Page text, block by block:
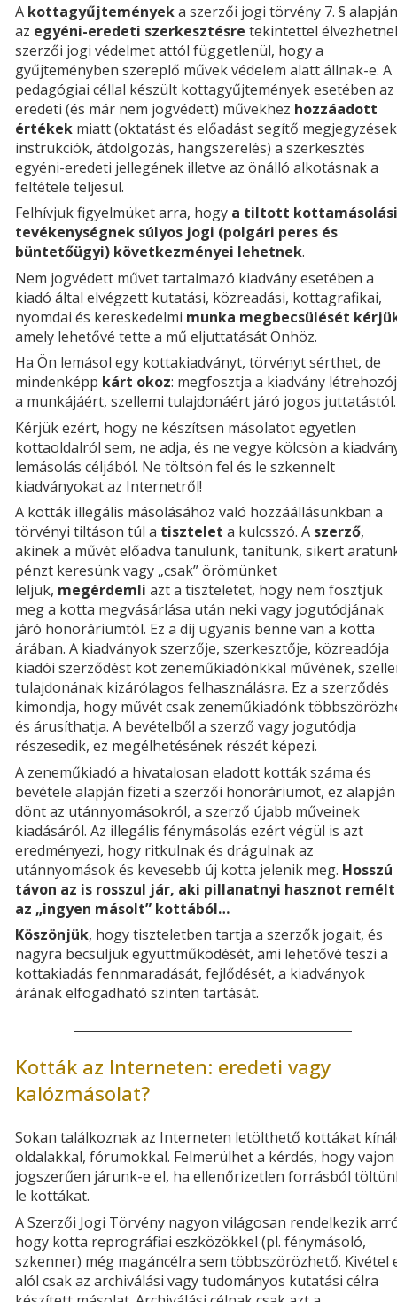
A kottagyűjteményeka szerzői jogi törvény 7. § alapján
az egyéni-eredeti szerkesztésre tekintettel
szerzői jogi védelmet attól függetlenül, hogy a
gyűjteményben szereplő művek védelem alatt állnak-e. A
pedagógiai céllal készült kottagyűjtemények esetében az
eredeti (és már nem jogvédett) művekhez hozzáadott
értékek miatt (oktatást és előadást segítő
instrukciók, átdolgozás, hangszerelés) a szerkesztés
egyéni-eredeti jellegének illetve az önálló alkotásnak a
feltétele teljesül.
Felhívjuk figyelmüket arra, hogy a tiltott kottamásolási
tevékenységnek súlyos jogi (polgári peres és
büntetőügyi) következményei lehetnek.
Nem jogvédett művet tartalmazó kiadvány esetében a
kiadó által elvégzett kutatási, közreadási, kottagrafikai,
nyomdai és kereskedelmi munka megbecsülését
amely lehetővé tette a mű eljuttatását Önhöz.
Ha Ön lemásol egy kottakiadványt, törvényt sérthet, de
mindenképp kárt okoz: megfosztja a kiadvány
a munkájáért, szellemi tulajdonáért járó jogos juttatástól.
Kérjük ezért, hogy ne készítsen másolatot egyetlen
kottaoldalról sem, ne adja, és ne vegye kölcsön a
lemásolás céljából. Ne töltsön fel és le szkennelt
kiadványokat az Internetről!
A kották illegális másolásához való hozzáállásunkban a
törvényi tiltáson túl a tisztelet a kulcsszó. A szerző,
akinek a művét előadva tanulunk, tanítunk, sikert
pénzt keresünk vagy „csak” örömünket
leljük, megérdemli azt a tiszteletet, hogy nem fosztjuk
meg a kotta megvásárlása után neki vagy jogutódjának
járó honoráriumtól. Ez a díj ugyanis benne van a kotta
árában. A kiadványok szerzője, szerkesztője, közreadója
kiadói szerződést köt zeneműkiadónkkal művének,
tulajdonának kizárólagos felhasználásra. Ez a szerződés
kimondja, hogy művét csak zeneműkiadónk
és árusíthatja. A bevételből a szerző vagy jogutódja
részesedik, ez megélhetésének részét képezi.
A zeneműkiadó a hivatalosan eladott kották száma és
bevétele alapján fizeti a szerzői honoráriumot, ez alapján
dönt az utánnyomásokról, a szerző újabb műveinek
kiadásáról. Az illegális fénymásolás ezért végül is azt
eredményezi, hogy ritkulnak és drágulnak az
utánnyomások és kevesebb új kotta jelenik meg. Hosszú
távon az is rosszul jár, aki pillanatnyi hasznot remélt
az „ingyen másolt” kottából…
Köszönjük, hogy tiszteletben tartja a szerzők jogait, és
nagyra becsüljük együttműködését, ami lehetővé teszi a
kottakiadás fennmaradását, fejlődését, a kiadványok
árának elfogadható szinten tartását.
Kották az Interneten: eredeti vagy
kalózmásolat?
Sokan találkoznak az Interneten letölthető kottákat
oldalakkal, fórumokkal. Felmerülhet a kérdés, hogy vajon
jogszerűen járunk-e el, ha ellenőrizetlen forrásból
le kottákat.
A Szerzői Jogi Törvény nagyon világosan rendelkezik
hogy kotta reprográfiai eszközökkel (pl. fénymásoló,
szkenner) még magáncélra sem többszörözhető. Kivétel
alól csak az archiválási vagy tudományos kutatási célra